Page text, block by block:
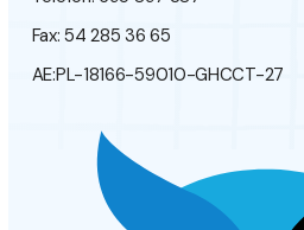
Fax: 54 285 36 65
AE:PL-18166-59010-GHCCT-27